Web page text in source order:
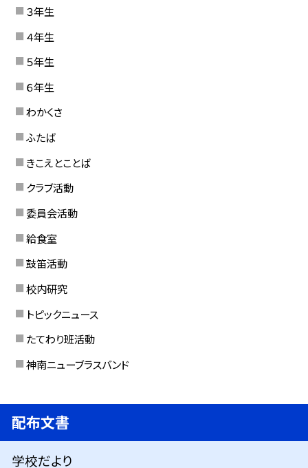
３年生
４年生
５年生
６年生
わかくさ
ふたば
きこえとことば
クラブ活動
委員会活動
給食室
鼓笛活動
校内研究
トピックニュース
たてわり班活動
神南ニューブラスバンド
配布文書
学校だより